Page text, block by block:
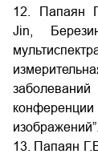
12. Папаян
Jin,
13. Папаян